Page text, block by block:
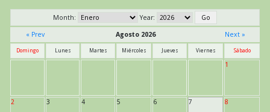
Month:
Year:
« Prev
Agosto 2026 Next »
Domingo Lunes Martes Miércoles Jueves Viernes Sábado
1
2 3 4 5 6 7 8